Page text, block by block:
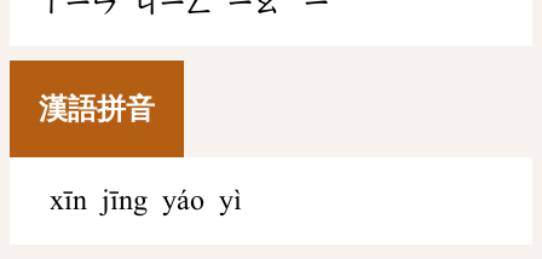
漢語拼音
xīn jīng yáo yì